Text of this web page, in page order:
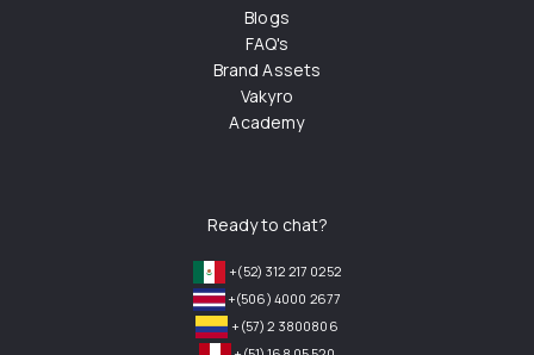
Blogs
FAQ's
Brand Assets
Vakyro
Academy
Ready to chat?
+(52) 312 217 0252
+(506) 4000 2677
+(57) 2 3800806